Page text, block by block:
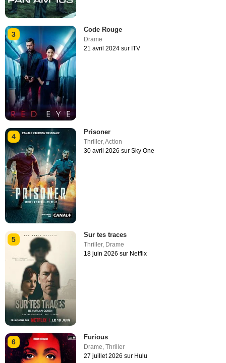
3
Code Rouge
Drame
21 avril 2024 sur ITV
4
Prisoner
Thriller,Action
30 avril 2026 sur Sky One
5
Sur tes traces
Thriller, Drame
18 juin 2026 sur Netflix
6
Furious
Drame,Thriller
27 juillet 2026 sur Hulu